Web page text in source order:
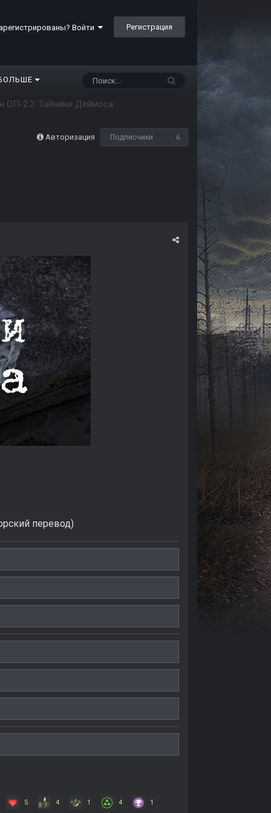
Войти Регистрация
ОП-2.2: Тайники Деймоса
Авторизация Подписчики 6
перевод)
5 4 1 4 1